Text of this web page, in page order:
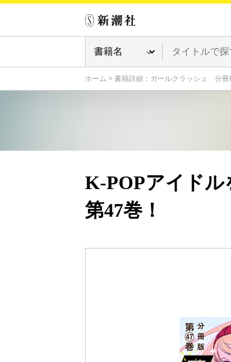
ホーム > 書籍詳細：ガールクラッシュ 分冊
K-POPアイド
第47巻！